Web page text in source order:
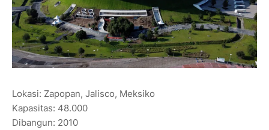
Lokasi: Zapopan, Jalisco, Meksiko
Kapasitas: 48.000
Dibangun: 2010